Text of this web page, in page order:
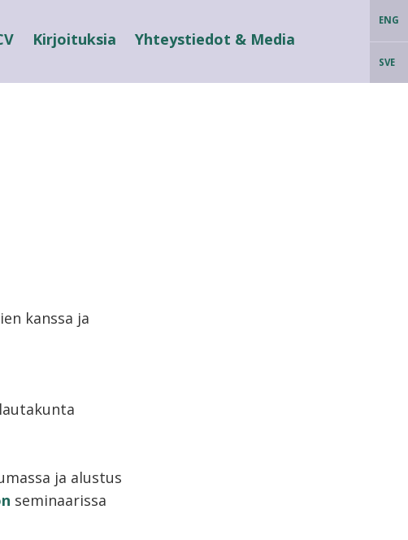
ENG
SVE
Kirjoituksia Yhteystiedot & Media
kanssa ja
ja alustus
seminaarissa